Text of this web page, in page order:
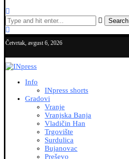
Search
Četvrtak, avgust 6, 2026
Info
INpress shorts
Gradovi
Vranje
Vranjska Banja
Vladičin Han
Trgovište
Surdulica
Bujanovac
Preševo